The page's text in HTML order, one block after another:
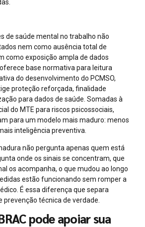
de saúde mental no trabalho não
nem como ausência total de
como exposição ampla de dados
base normativa para leitura
do desenvolvimento do PCMSO,
proteção reforçada, finalidade
para dados de saúde. Somadas à
do MTE para riscos psicossociais,
para um modelo mais maduro: menos
inteligência preventiva.
não pergunta apenas quem está
onde os sinais se concentram, que
os acompanha, o que mudou ao longo
estão funcionando sem romper a
É essa diferença que separa
prevenção técnica de verdade.
pode apoiar sua